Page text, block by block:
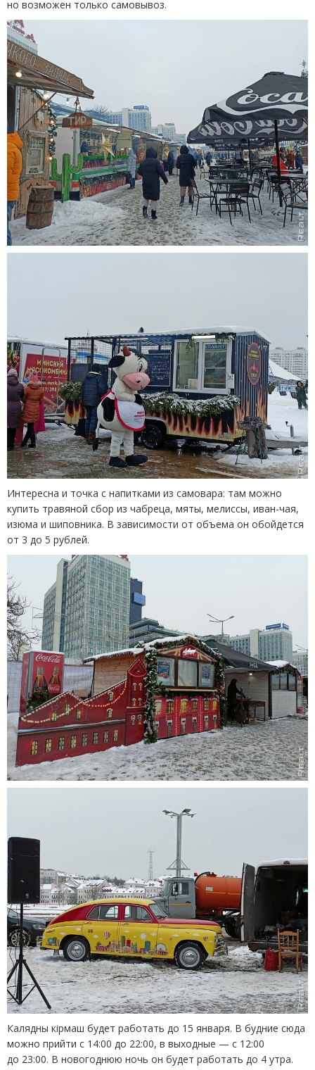
но возможен только самовывоз.
Интересна и точка с напитками из самовара: там можно
купить травяной сбор из чабреца, мяты, мелиссы, иван-чая,
изюма и шиповника. В зависимости от объема он обойдется
от 3 до 5 рублей.
Калядны кірмаш будет работать до 15 января. В будние сюда
можно прийти с 14:00 до 22:00, в выходные — с 12:00
до 23:00. В новогоднюю ночь он будет работать до 4 утра.